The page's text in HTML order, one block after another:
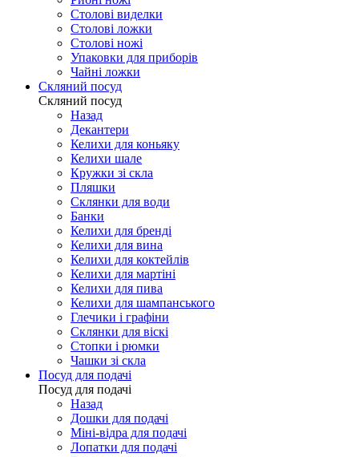
Столові виделки
Столові ложки
Столові ножі
Упаковки для приборів
Чайні ложки
Скляний посуд
Скляний посуд
Назад
Декантери
Келихи для коньяку
Келихи шале
Кружки зі скла
Пляшки
Склянки для води
Банки
Келихи для бренді
Келихи для вина
Келихи для коктейлів
Келихи для мартіні
Келихи для пива
Келихи для шампанського
Глечики і графіни
Склянки для віскі
Стопки і рюмки
Чашки зі скла
Посуд для подачі
Посуд для подачі
Назад
Дошки для подачі
Міні-відра для подачі
Лопатки для подачі